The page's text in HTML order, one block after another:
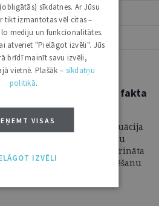
sastādītā akta par fakta
spēkā neesošu
izkristalizējās neskaidra situācija
izpildītāja fakta fiksēšanu
radās jautājums, vai zvērināta
un akts par fakta fiksēšanu
sīkdatnes. Ar Jūsu
tikt izmantotas vēl citas –
mediju un funkcionalitātes.
atveriet "Pielāgot izvēli". Jūs
brīdī mainīt savu izvēli,
vietnē. Plašāk – sīkdatņu
politikā.
VISAS
IZVĒLI